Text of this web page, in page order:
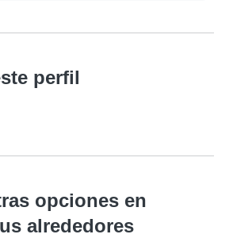
perfil
opciones en
alrededores